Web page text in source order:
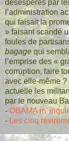
désespérés par
l’administration
qui faisait la
» faisant scandé
foules de
bagagequi
l’emprise des «
corruption, faire
avec elle-même ?
actuelle les
par le nouveau
- OBAMA m'
- Les cinq